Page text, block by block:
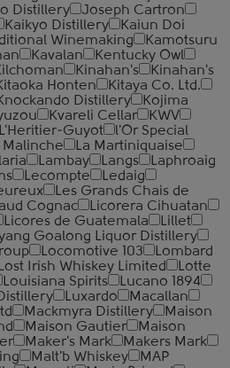
Distillery
Joseph Cartron
Kaikyo Distillery
Kaiun Doi
Winemaking
Kamotsuru
Kavalan
Kentucky Owl
Kinahan's
Kinahan's
Honten
Kitaya Co. Ltd.
Distillery
Kojima
Kvareli Cellar
KWV
L'Heritier-Guyot
l'Or Special
Malinche
La Martiniquaise
Lambay Langs
Laphroaig
Lecompte
Ledaig
Les Grands Chais de
Cognac
Licorera Cihuatan
Licores de Guatemala
Lillet
Goalong Liquor Distillery
Locomotive 103
Lombard
Lost Irish Whiskey Limited
Lotte
Louisiana Spirits
Lucano 1894
Luxardo
Macallan
Mackmyra Distillery
Maison
Maison Gautier
Maison
Maker's Mark
Makers Mark
Malt'b Whiskey
MAP